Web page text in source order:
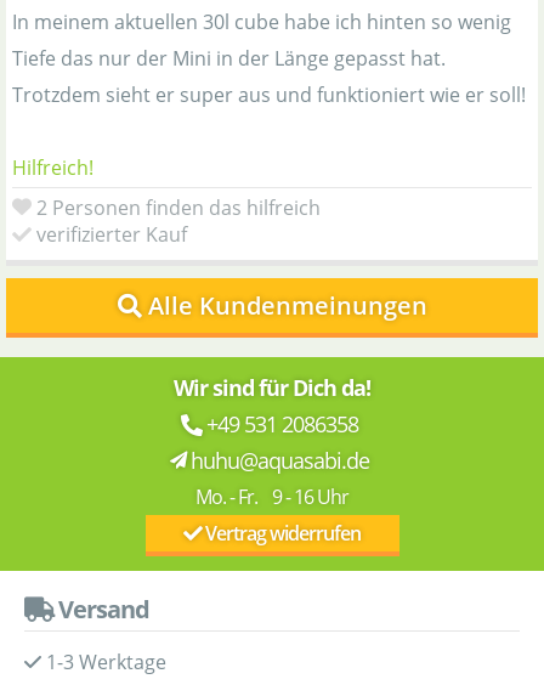
In meinem aktuellen 30l cube habe ich hinten so wenig
Tiefe das nur der Mini in der Länge gepasst hat.
Trotzdem sieht er super aus und funktioniert wie er soll!
Hilfreich!
2 Personen finden das hilfreich
verifizierter Kauf
Alle Kundenmeinungen
Wir sind für Dich da!
+49 531 2086358
huhu@aquasabi.de
Mo. - Fr. 9 - 16 Uhr
Vertrag widerrufen
Versand
1-3 Werktage